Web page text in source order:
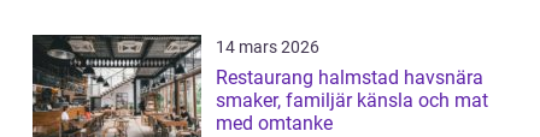
14 mars 2026
Restaurang halmstad havsnära
smaker, familjär känsla och mat
med omtanke